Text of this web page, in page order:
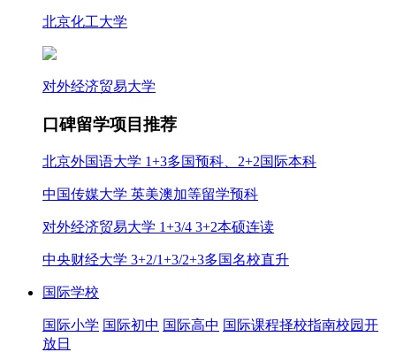
北京化工大学
对外经济贸易大学
口碑留学项目推荐
北京外国语大学 1+3多国预科、2+2国际本科
中国传媒大学 英美澳加等留学预科
对外经济贸易大学 1+3/4 3+2本硕连读
中央财经大学 3+2/1+3/2+3多国名校直升
国际学校
国际小学 国际初中 国际高中 国际课程择校指南校园开
放日